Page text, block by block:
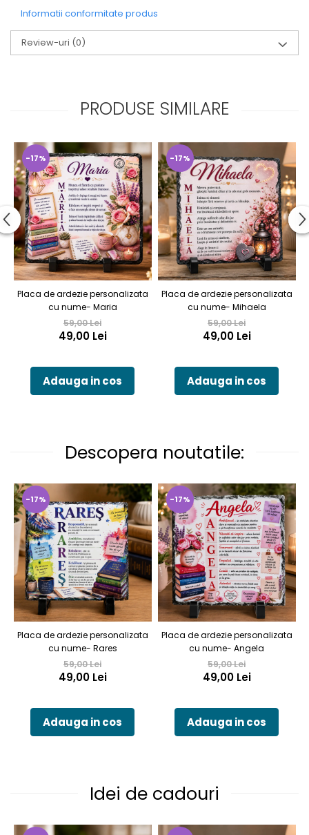
Informatii conformitate produs
Review-uri (0)
PRODUSE SIMILARE
-17%
Placa de ardezie personalizata
cu nume- Maria
59,00 Lei
49,00 Lei
Adauga in cos
-17%
Placa de ardezie personalizata
cu nume- Mihaela
59,00 Lei
49,00 Lei
Adauga in cos
Descopera noutatile:
-17%
Placa de ardezie personalizata
cu nume- Rares
59,00 Lei
49,00 Lei
Adauga in cos
-17%
Placa de ardezie personalizata
cu nume- Angela
59,00 Lei
49,00 Lei
Adauga in cos
Idei de cadouri